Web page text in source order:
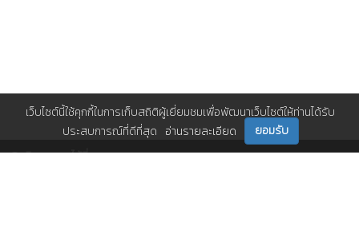
ติดตามเราได้ที่
เว็บไซต์นี้ใช้คุกกี้ในการเก็บสถิติผู้เยี่ยมชมเพื่อพัฒนาเว็บไซต์ให้ท่านได้รับ
ประสบการณ์ที่ดีที่สุด อ่านรายละเอียด ยอมรับ